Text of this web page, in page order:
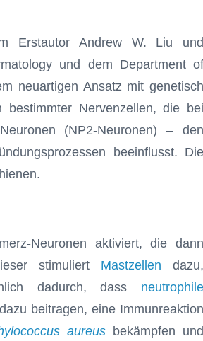
Erstautor Andrew W. Liu und
und dem Department of
neuartigen Ansatz mit genetisch
bestimmter Nervenzellen, die bei
(NP2-Neuronen) – den
beeinflusst. Die
Neuronen aktiviert, die dann
stimuliert Mastzellen dazu,
dadurch, dass neutrophile
beitragen, eine Immunreaktion
aureus bekämpfen und